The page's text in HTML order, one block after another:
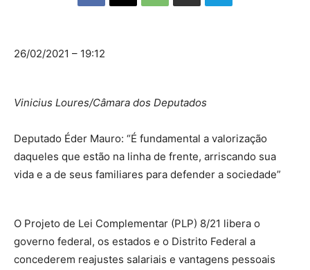
26/02/2021 – 19:12
Vinicius Loures/Câmara dos Deputados
Deputado Éder Mauro: “É fundamental a valorização
daqueles que estão na linha de frente, arriscando sua
vida e a de seus familiares para defender a sociedade”
O Projeto de Lei Complementar (PLP) 8/21 libera o
governo federal, os estados e o Distrito Federal a
concederem reajustes salariais e vantagens pessoais